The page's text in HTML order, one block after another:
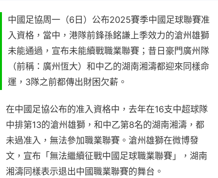
中國足協周一（6日）公布2025賽季中國足球聯賽准
入資格，當中，港隊前鋒孫銘謙上季效力的滄州雄獅
未能通過，宣布未能續戰職業聯賽；昔日豪門廣州隊
（前稱：廣州恆大）和中乙的湖南湘濤都迎來同樣命
運，3隊之前都傳出財困欠薪。
在中國足協公布的准入資格中，去年在16支中超球隊
中排第13的滄州雄獅，和中乙第8名的湖南湘濤，都
未過准入，無法參加職業聯賽。滄州雄獅在微博發
文，宣布「無法繼續征戰中國足球職業聯賽」，湖南
湘濤同樣表示退出中國職業聯賽的舞台。